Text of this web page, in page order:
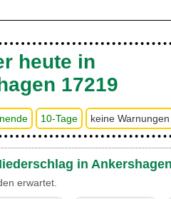
heute in
17219
10-Tage keine Warnungen
in
erwartet.